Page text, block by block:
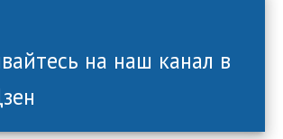
на наш канал в